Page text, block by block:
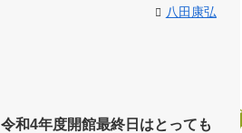
八田康弘
令和4年度開館最終日はとっても